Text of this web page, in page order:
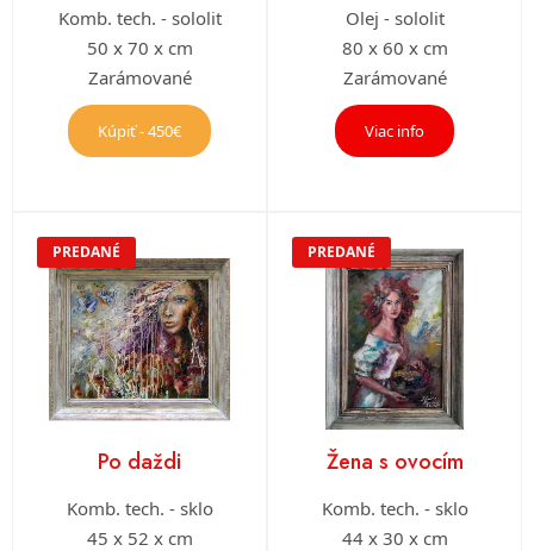
Komb. tech. - sololit
50 x 70 x cm
Zarámované
Kúpiť - 450€
Olej - sololit
80 x 60 x cm
Zarámované
Viac info
PREDANÉ
Po daždi
Komb. tech. - sklo
45 x 52 x cm
PREDANÉ
Žena s ovocím
Komb. tech. - sklo
44 x 30 x cm